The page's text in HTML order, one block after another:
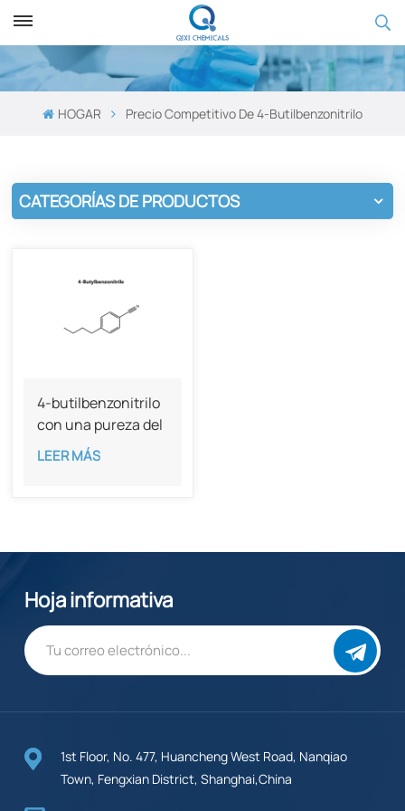
HOGAR Precio Competitivo De 4-Butilbenzonitrilo
CATEGORÍAS DE PRODUCTOS
4-butilbenzonitrilo
con una pureza del
98%, CAS 20651-
73-4
LEER MÁS
Hoja informativa
1st Floor, No. 477, Huancheng West Road, Nanqiao
Town, Fengxian District, Shanghai,China